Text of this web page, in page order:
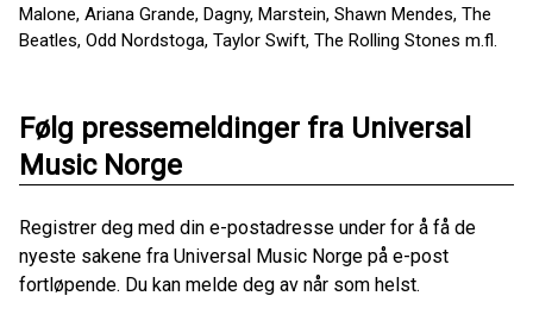
Malone, Ariana Grande, Dagny, Marstein, Shawn Mendes, The
Beatles, Odd Nordstoga, Taylor Swift, The Rolling Stones m.fl.
Følg pressemeldinger fra Universal
Music Norge
Registrer deg med din e-postadresse under for å få de
nyeste sakene fra Universal Music Norge på e-post
fortløpende. Du kan melde deg av når som helst.